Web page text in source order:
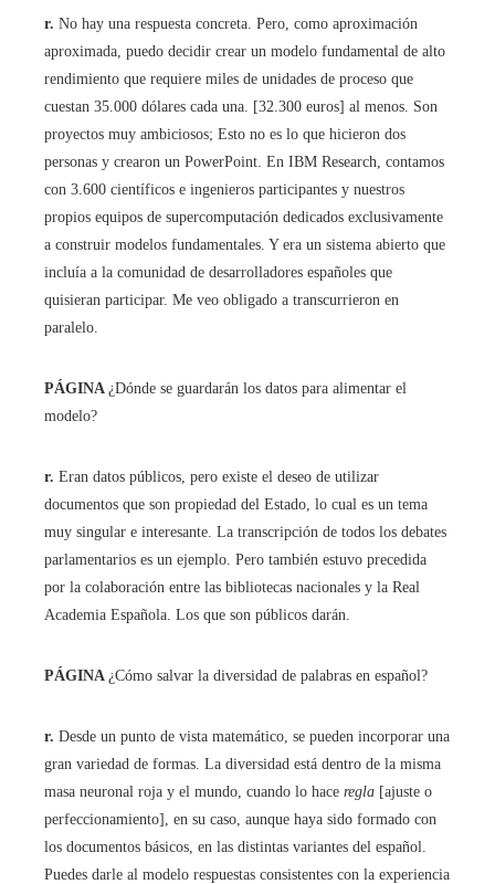
r. No hay una respuesta concreta. Pero, como aproximación
aproximada, puedo decidir crear un modelo fundamental de alto
rendimiento que requiere miles de unidades de proceso que
cuestan 35.000 dólares cada una. [32.300 euros] al menos. Son
proyectos muy ambiciosos; Esto no es lo que hicieron dos
personas y crearon un PowerPoint. En IBM Research, contamos
con 3.600 científicos e ingenieros participantes y nuestros
propios equipos de supercomputación dedicados exclusivamente
a construir modelos fundamentales. Y era un sistema abierto que
incluía a la comunidad de desarrolladores españoles que
quisieran participar. Me veo obligado a transcurrieron en
paralelo.
PÁGINA ¿Dónde se guardarán los datos para alimentar el
modelo?
r. Eran datos públicos, pero existe el deseo de utilizar
documentos que son propiedad del Estado, lo cual es un tema
muy singular e interesante. La transcripción de todos los debates
parlamentarios es un ejemplo. Pero también estuvo precedida
por la colaboración entre las bibliotecas nacionales y la Real
Academia Española. Los que son públicos darán.
PÁGINA ¿Cómo salvar la diversidad de palabras en español?
r. Desde un punto de vista matemático, se pueden incorporar una
gran variedad de formas. La diversidad está dentro de la misma
masa neuronal roja y el mundo, cuando lo hace regla [ajuste o
perfeccionamiento], en su caso, aunque haya sido formado con
los documentos básicos, en las distintas variantes del español.
Puedes darle al modelo respuestas consistentes con la experiencia